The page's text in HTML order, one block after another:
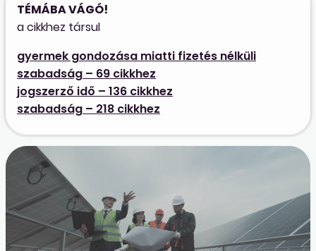
TÉMÁBA VÁGÓ!
a cikkhez társul
gyermek gondozása miatti fizetés nélküli
szabadság – 69 cikkhez
jogszerző idő – 136 cikkhez
szabadság – 218 cikkhez